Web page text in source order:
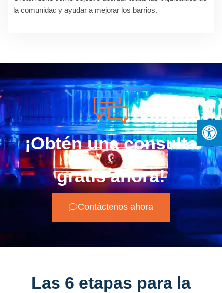
la comunidad y ayudar a mejorar los barrios.
¡Obtén una consulta
gratis ahora!
Contáctenos ahora
Las 6 etapas para la